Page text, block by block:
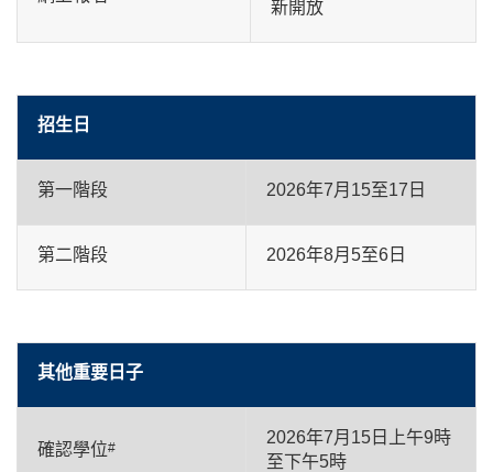
新開放
招生日
第一階段 2026年7月15至17日
第二階段 2026年8月5至6日
其他重要日子
確認學位#
2026年7月15日上午9時
至下午5時